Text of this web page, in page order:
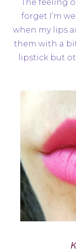
The feeling
forget I’m
when my lips
them with a
lipstick but